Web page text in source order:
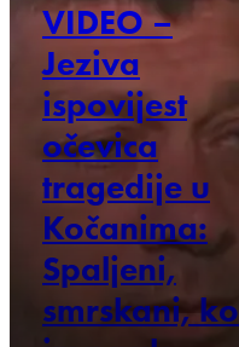
VIDEO –
Jeziva
ispovijest
očevica
tragedije u
Kočanima:
Spaljeni,
smrskani, ko